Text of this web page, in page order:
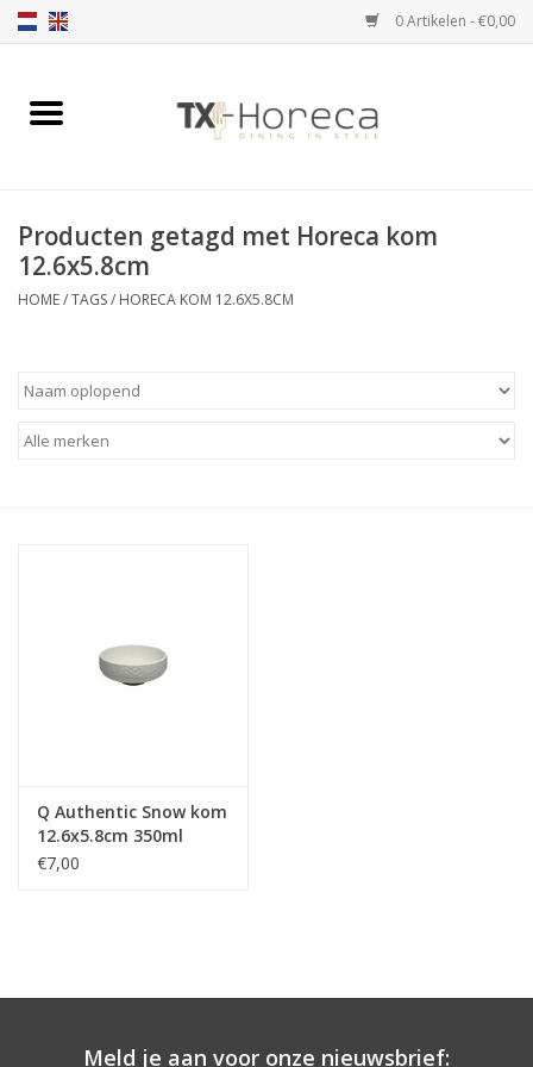
0 Artikelen - €0,00
Home
Catalogi
Merken
Contact
Producten getagd met Horeca kom
12.6x5.8cm
HOME/TAGS/ HORECA KOM 12.6X5.8CM
Q Authentic Snow kom
12.6x5.8cm 350ml
€7,00
Meld je aan voor onze nieuwsbrief: